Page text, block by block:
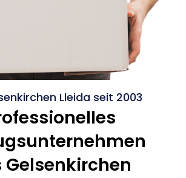
Lleida seit 2003
Gelsenkirchen